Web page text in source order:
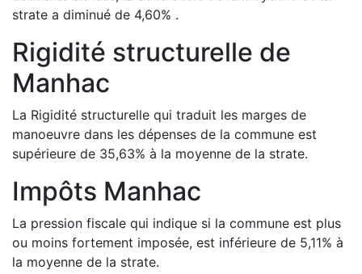
strate a diminué de 4,60% .
Rigidité structurelle de
Manhac
La Rigidité structurelle qui traduit les marges de
manoeuvre dans les dépenses de la commune est
supérieure de 35,63% à la moyenne de la strate.
Impôts Manhac
La pression fiscale qui indique si la commune est plus
ou moins fortement imposée, est inférieure de 5,11% à
la moyenne de la strate.